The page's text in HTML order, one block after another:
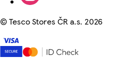
©Tesco Stores ČR a.s. 2026